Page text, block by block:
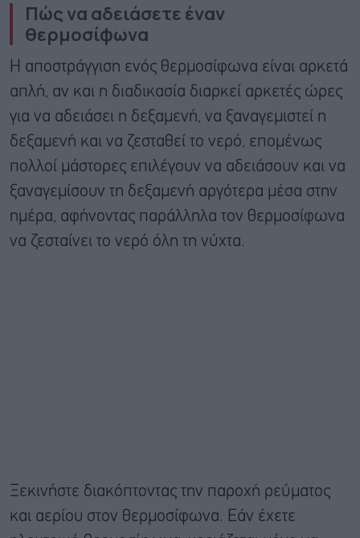
Πώς να αδειάσετε έναν
θερμοσίφωνα
Η αποστράγγιση ενός θερμοσίφωνα είναι αρκετά
απλή, αν και η διαδικασία διαρκεί αρκετές ώρες
για να αδειάσει η δεξαμενή, να ξαναγεμιστεί η
δεξαμενή και να ζεσταθεί το νερό, επομένως
πολλοί μάστορες επιλέγουν να αδειάσουν και να
ξαναγεμίσουν τη δεξαμενή αργότερα μέσα στην
ημέρα, αφήνοντας παράλληλα τον θερμοσίφωνα
να ζεσταίνει το νερό όλη τη νύχτα.
Ξεκινήστε διακόπτοντας την παροχή ρεύματος
και αερίου στον θερμοσίφωνα. Εάν έχετε